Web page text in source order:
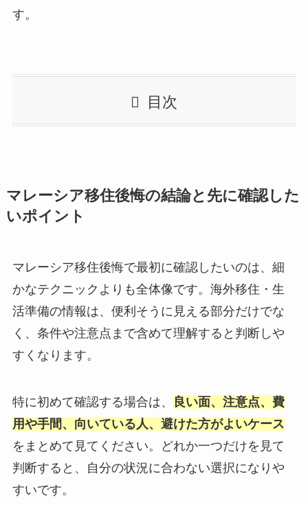
す。
目次
マレーシア移住後悔の結論と先に確認した
いポイント
マレーシア移住後悔で最初に確認したいのは、細
かなテクニックよりも全体像です。海外移住・生
活準備の情報は、便利そうに見える部分だけでな
く、条件や注意点まで含めて理解すると判断しや
すくなります。
特に初めて確認する場合は、
良い面、注意点、費
用や手間、向いている人、避けた方がよいケース
をまとめて見てください。どれか一つだけを見て
判断すると、自分の状況に合わない選択になりや
すいです。